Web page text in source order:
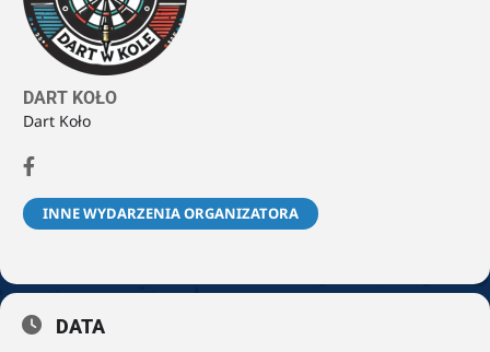
DART KOŁO
Dart Koło
INNE WYDARZENIA ORGANIZATORA
DATA